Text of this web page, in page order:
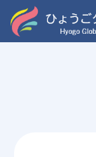
TOP > 製造業 >